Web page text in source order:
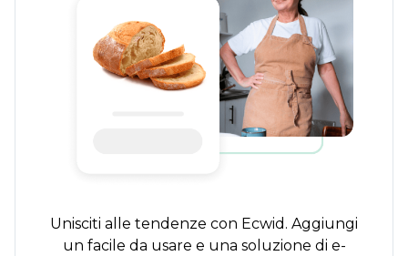
Unisciti alle tendenze con Ecwid. Aggiungi
un facile da usare e una soluzione di e-